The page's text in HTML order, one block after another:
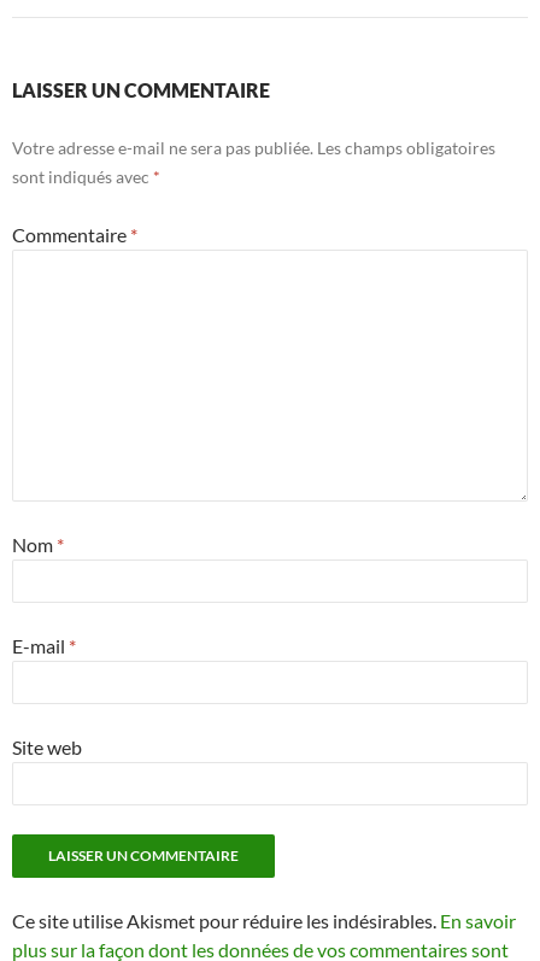
LAISSER UN COMMENTAIRE
Votre adresse e-mail ne sera pas publiée. Les champs obligatoires
sont indiqués avec *
Commentaire *
Nom *
E-mail *
Site web
Ce site utilise Akismet pour réduire les indésirables. En savoir
plus sur la façon dont les données de vos commentaires sont